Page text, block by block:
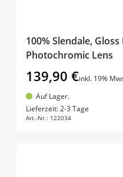
100% Slendale,
Photochromic Lens
139,90 €inkl. 19%
Auf Lager.
Lieferzeit: 2-3 Tage
Art.-Nr.: 122034